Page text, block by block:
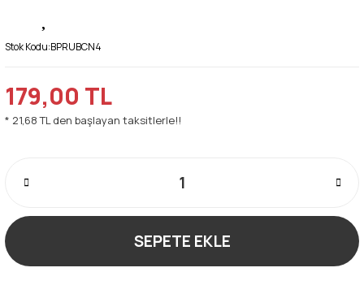
Stok Kodu:BPRUBCN4
179,00 TL
* 21,68 TL den başlayan taksitlerle!!
SEPETE EKLE